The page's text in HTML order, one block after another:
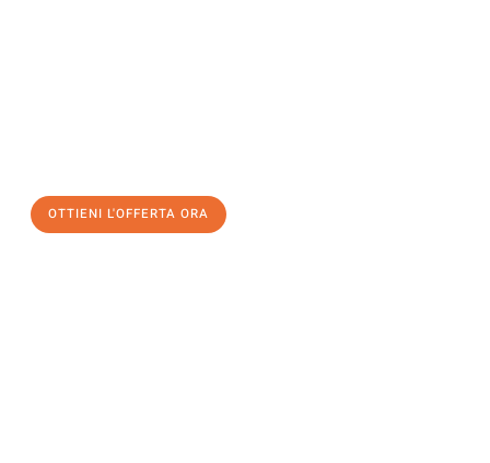
OTTIENI L'OFFERTA ORA